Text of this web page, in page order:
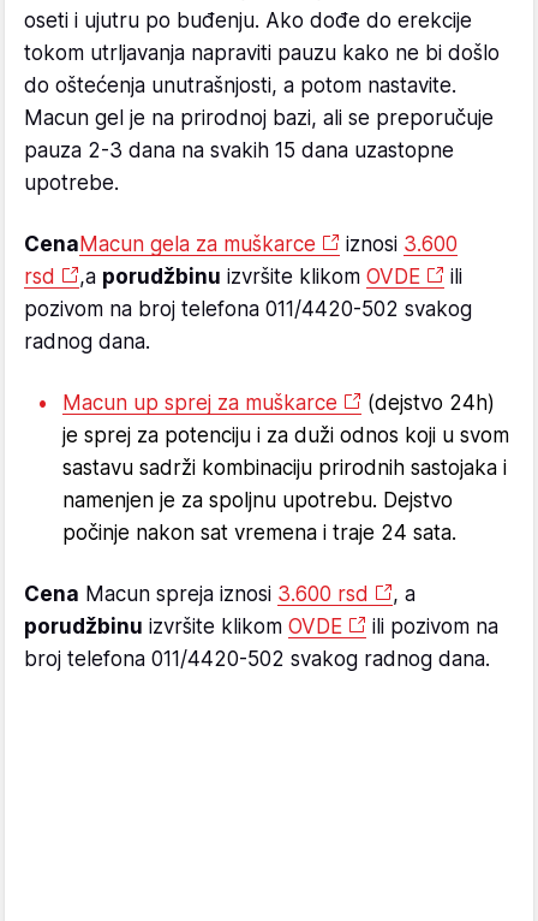
oseti i ujutru po buđenju. Ako dođe do erekcije
tokom utrljavanja napraviti pauzu kako ne bi došlo
do oštećenja unutrašnjosti, a potom nastavite.
Macun gel je na prirodnoj bazi, ali se preporučuje
pauza 2-3 dana na svakih 15 dana uzastopne
upotrebe.
Cena Macun gela za muškarce iznosi 3.600
rsd
,a porudžbinu izvršite klikom OVDE
ili
pozivom na broj telefona 011/4420-502 svakog
radnog dana.
Macun up sprej za muškarce
(dejstvo 24h)
je sprej za potenciju i za duži odnos koji u svom
sastavu sadrži kombinaciju prirodnih sastojaka i
namenjen je za spoljnu upotrebu. Dejstvo
počinje nakon sat vremena i traje 24 sata.
Cena Macun spreja iznosi 3.600 rsd
, a
porudžbinu izvršite klikom OVDE
ili pozivom na
broj telefona 011/4420-502 svakog radnog dana.